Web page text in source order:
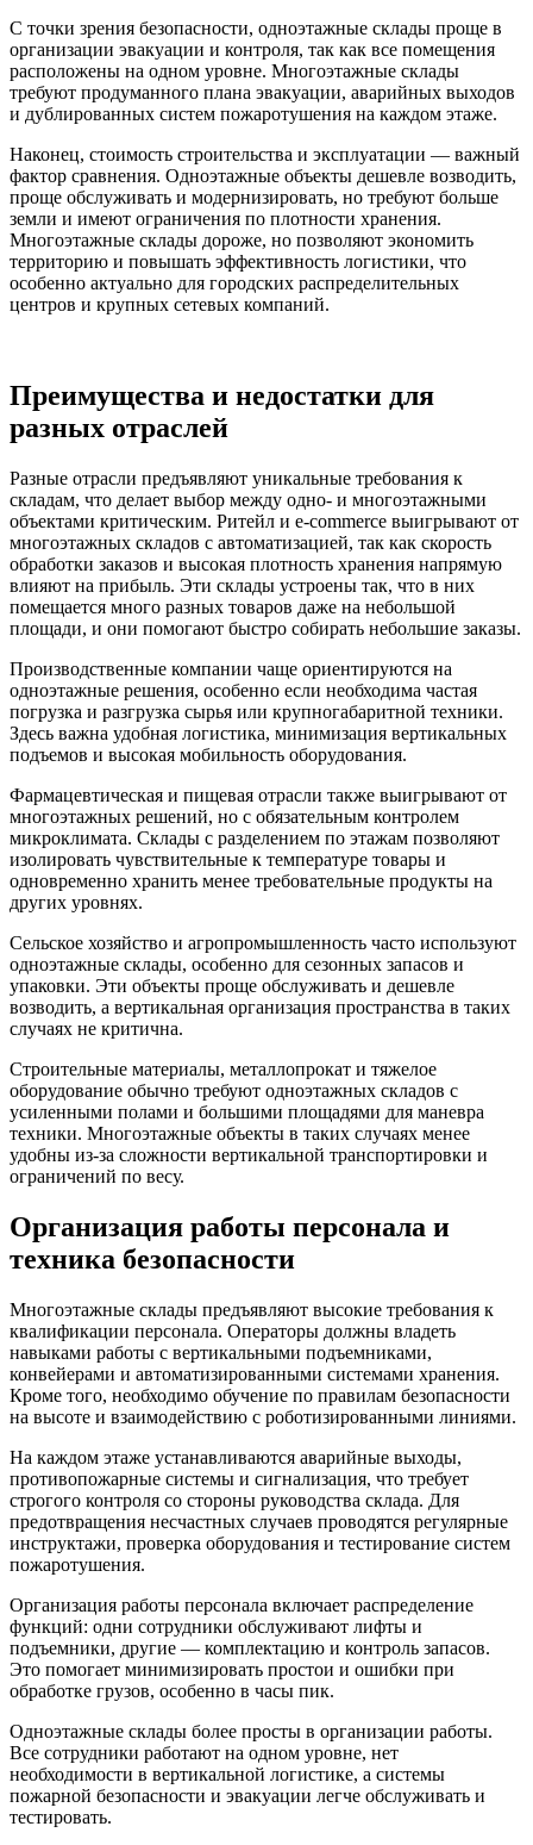
С точки зрения безопасности, одноэтажные склады проще в
организации эвакуации и контроля, так как все помещения
расположены на одном уровне. Многоэтажные склады
требуют продуманного плана эвакуации, аварийных выходов
и дублированных систем пожаротушения на каждом этаже.
Наконец, стоимость строительства и эксплуатации — важный
фактор сравнения. Одноэтажные объекты дешевле возводить,
проще обслуживать и модернизировать, но требуют больше
земли и имеют ограничения по плотности хранения.
Многоэтажные склады дороже, но позволяют экономить
территорию и повышать эффективность логистики, что
особенно актуально для городских распределительных
центров и крупных сетевых компаний.
Преимущества и недостатки для
разных отраслей
Разные отрасли предъявляют уникальные требования к
складам, что делает выбор между одно- и многоэтажными
объектами критическим. Ритейл и e-commerce выигрывают от
многоэтажных складов с автоматизацией, так как скорость
обработки заказов и высокая плотность хранения напрямую
влияют на прибыль. Эти склады устроены так, что в них
помещается много разных товаров даже на небольшой
площади, и они помогают быстро собирать небольшие заказы.
Производственные компании чаще ориентируются на
одноэтажные решения, особенно если необходима частая
погрузка и разгрузка сырья или крупногабаритной техники.
Здесь важна удобная логистика, минимизация вертикальных
подъемов и высокая мобильность оборудования.
Фармацевтическая и пищевая отрасли также выигрывают от
многоэтажных решений, но с обязательным контролем
микроклимата. Склады с разделением по этажам позволяют
изолировать чувствительные к температуре товары и
одновременно хранить менее требовательные продукты на
других уровнях.
Сельское хозяйство и агропромышленность часто используют
одноэтажные склады, особенно для сезонных запасов и
упаковки. Эти объекты проще обслуживать и дешевле
возводить, а вертикальная организация пространства в таких
случаях не критична.
Строительные материалы, металлопрокат и тяжелое
оборудование обычно требуют одноэтажных складов с
усиленными полами и большими площадями для маневра
техники. Многоэтажные объекты в таких случаях менее
удобны из-за сложности вертикальной транспортировки и
ограничений по весу.
Организация работы персонала и
техника безопасности
Многоэтажные склады предъявляют высокие требования к
квалификации персонала. Операторы должны владеть
навыками работы с вертикальными подъемниками,
конвейерами и автоматизированными системами хранения.
Кроме того, необходимо обучение по правилам безопасности
на высоте и взаимодействию с роботизированными линиями.
На каждом этаже устанавливаются аварийные выходы,
противопожарные системы и сигнализация, что требует
строгого контроля со стороны руководства склада. Для
предотвращения несчастных случаев проводятся регулярные
инструктажи, проверка оборудования и тестирование систем
пожаротушения.
Организация работы персонала включает распределение
функций: одни сотрудники обслуживают лифты и
подъемники, другие — комплектацию и контроль запасов.
Это помогает минимизировать простои и ошибки при
обработке грузов, особенно в часы пик.
Одноэтажные склады более просты в организации работы.
Все сотрудники работают на одном уровне, нет
необходимости в вертикальной логистике, а системы
пожарной безопасности и эвакуации легче обслуживать и
тестировать.